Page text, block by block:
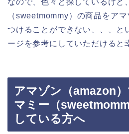
（sweetmommy）の商品をア
つけることができない、、、と
ージを参考にしていただけると
アマゾン（amazon
マミー（
している方へ